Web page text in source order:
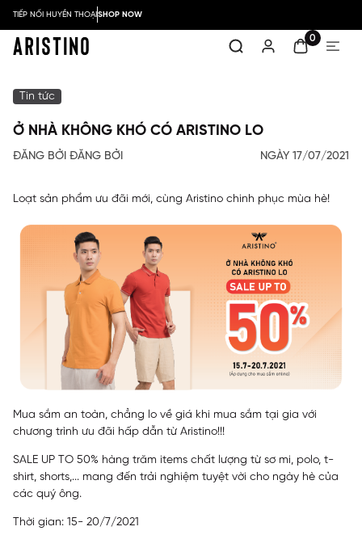
TIẾP NỐI HUYỀN THOẠISHOP NOW
0
Tin tức
Ở NHÀ KHÔNG KHÓ CÓ ARISTINO LO
ĐĂNG BỞI ĐĂNG BỞI NGÀY 17/07/2021
Loạt sản phẩm ưu đãi mới, cùng Aristino chinh phục mùa hè!
Mua sắm an toàn, chẳng lo về giá khi mua sắm tại gia với
chương trình ưu đãi hấp dẫn từ Aristino!!!
SALE UP TO 50% hàng trăm items chất lượng từ sơ mi, polo, t-
shirt, shorts,... mang đến trải nghiệm tuyệt vời cho ngày hè của
các quý ông.
Thời gian: 15- 20/7/2021